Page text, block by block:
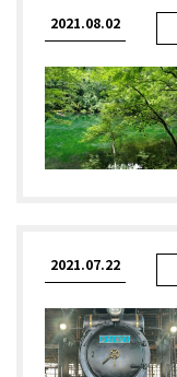
2021.08.02
2021.07.22